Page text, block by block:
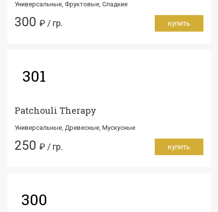
Универсальные, Фруктовые, Сладкие
300 ₽ / гр. купить
301
Patchouli Therapy
Универсальные, Древесные, Мускусные
250 ₽ / гр. купить
300